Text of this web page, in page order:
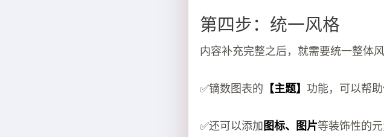
第四步：统一风格
内容补充完整之后，就需要统一整体
✅镝数图表的 【主题】功能，可以帮
✅还可以添加 图标、图片等装饰性的